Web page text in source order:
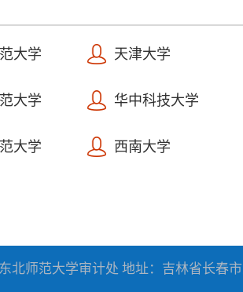
大学 天津大学
大学 华中科技大学
大学 西南大学
北师范大学审计处 地址：吉林省长春